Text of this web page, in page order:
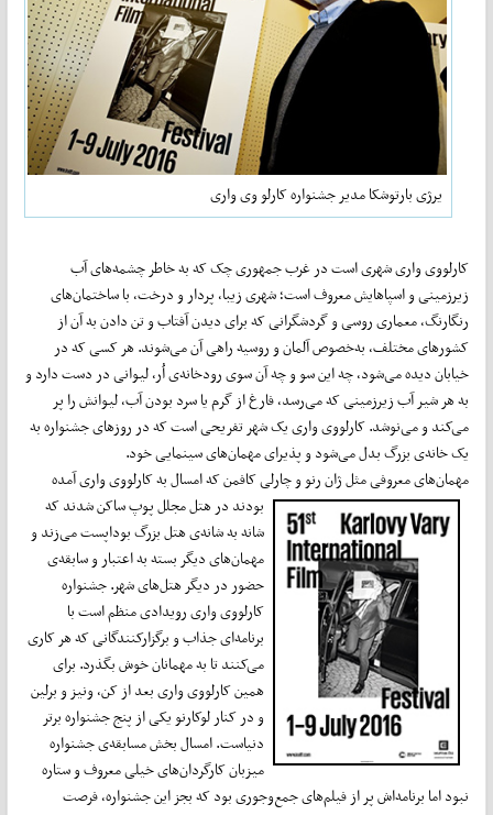
یرژی بارتوشکا مدیر جشنواره کارلو وی واری
کارلووی واری شهری است در غرب جمهوری چک که به خاطر چشمه‌های آب
زیرزمینی و اسپاهایش معروف است؛ شهری زیبا، پردار و درخت، با ساختمان‌های
رنگارنگ، معماری روسی و گردشگرانی که برای دیدن آفتاب و تن دادن به آن از
کشورهای مختلف، به‌خصوص آلمان و روسیه راهی آن می‌شوند. هر کسی که در
خیابان دیده می‌شود، چه این سو و چه آن سوی رودخانه‌ی اُر، لیوانی در دست دارد و
به هر شیر آب زیرزمینی که می‌رسد، فارغ از گرم یا سرد بودن آب، لیوانش را پر
می‌کند و می‌نوشد. کارلووی واری یک شهر تفریحی است که در روزهای جشنواره به
یک خانه‌ی بزرگ بدل می‌شود و پذیرای مهمان‌های سینمایی خود.
مهمان‌های معروفی مثل ژان رنو و چارلی کافمن که امسال به کارلووی واری آمده
بودند در هتل مجلل پوپ ساکن شدند که
شانه به شانه‌ی هتل بزرگ بوداپست می‌زند و
مهمان‌های دیگر بسته به اعتبار و سابقه‌ی
حضور در دیگر هتل‌های شهر. جشنواره
کارلووی واری رویدادی منظم است با
برنامه‌ای جذاب و برگزارکنندگانی که هر کاری
می‌کنند تا به مهمانان خوش بگذرد. برای
همین کارلووی واری بعد از کن، ونیز و برلین
و در کنار لوکارنو یکی از پنج جشنواره برتر
دنیاست. امسال بخش مسابقه‌ی جشنواره
میزبان کارگردان‌های خیلی معروف و ستاره
نبود اما برنامه‌اش پر از فیلم‌های جمع‌وجوری بود که بجز این جشنواره، فرصت